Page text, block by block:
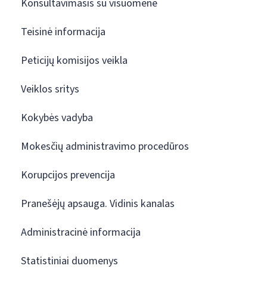
Konsultavimasis su visuomene
Teisinė informacija
Peticijų komisijos veikla
Veiklos sritys
Kokybės vadyba
Mokesčių administravimo procedūros
Korupcijos prevencija
Pranešėjų apsauga. Vidinis kanalas
Administracinė informacija
Statistiniai duomenys